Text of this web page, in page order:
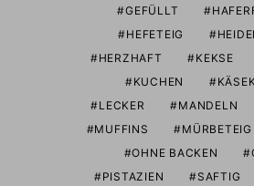
GEFÜLLT
HEFETEIG
HERZHAFT
KEKSE
KUCHEN
LECKER
MANDELN
MUFFINS
MÜRBETEIG
OHNE BACKEN
PISTAZIEN
SAFTIG